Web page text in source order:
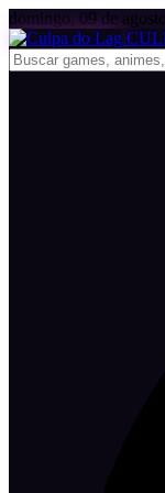
domingo, 09 de